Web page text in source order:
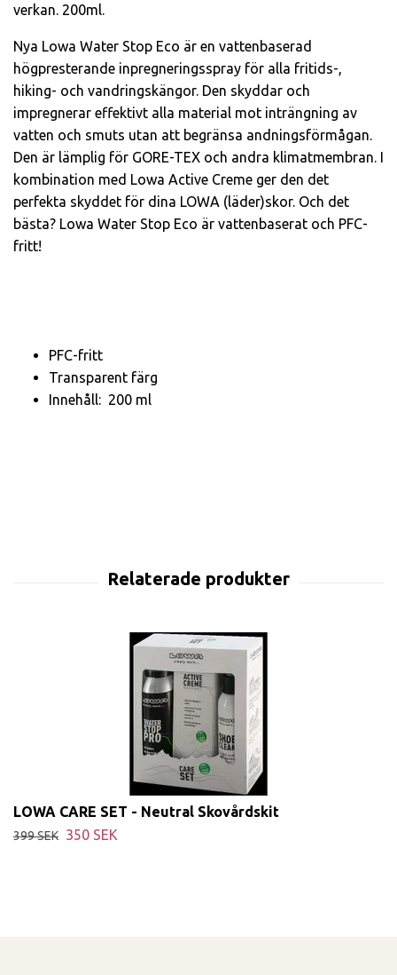
verkan. 200ml.
Nya Lowa Water Stop Eco är en vattenbaserad
högpresterande inpregneringsspray för alla fritids-,
hiking- och vandringskängor. Den skyddar och
impregnerar effektivt alla material mot inträngning av
vatten och smuts utan att begränsa andningsförmågan.
Den är lämplig för GORE-TEX och andra klimatmembran. I
kombination med Lowa Active Creme ger den det
perfekta skyddet för dina LOWA (läder)skor. Och det
bästa? Lowa Water Stop Eco är vattenbaserat och PFC-
fritt!
PFC-fritt
Transparent färg
Innehåll: 200 ml
LOWA CARE SET - Neutral Skovårdskit
399 SEK 350 SEK